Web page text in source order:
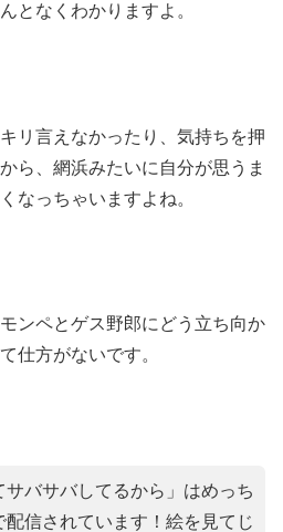
となくわかりますよ。
リ言えなかったり、気持ちを押
ら、網浜みたいに自分が思うま
なっちゃいますよね。
ンペとゲス野郎にどう立ち向か
仕方がないです。
サバサバしてるから」はめっち
配信されています！絵を見てじ